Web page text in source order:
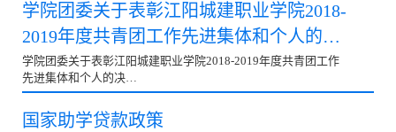
学院团委关于表彰江阳城建职业学院2018-
2019年度共青团工作先进集体和个人的决
定
学院团委关于表彰江阳城建职业学院2018-2019年度共青团工作
先进集体和个人的决
定/uploadfile/2019/0625/20190625061949124.pdf
国家助学贷款政策